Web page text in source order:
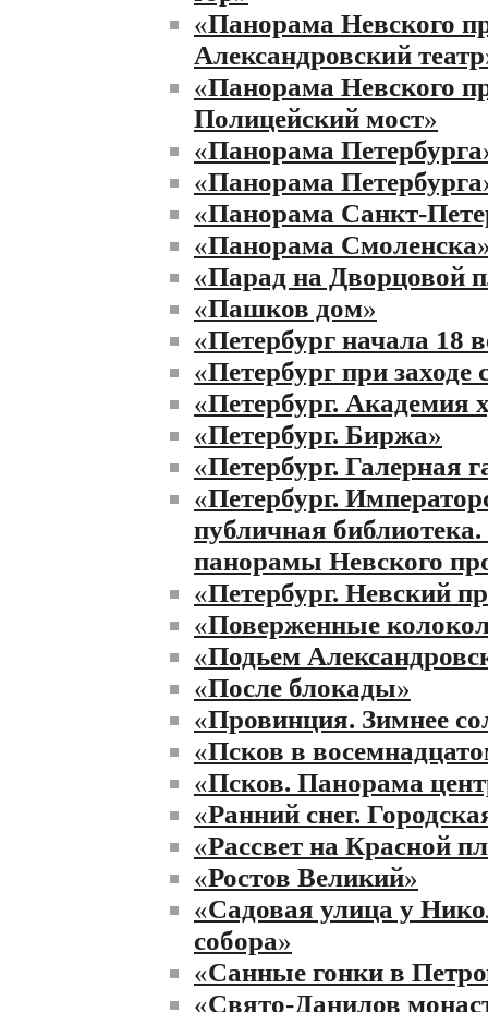
«Панорама Невского
Александровский театр
«Панорама Невского
Полицейский мост»
«Панорама Петербурга
«Панорама Петербурга
«Панорама Санкт-
«Панорама Смоленска
«Парад на Дворцовой
«Пашков дом»
«Петербург начала 18
«Петербург при заходе
«Петербург. Академия
«Петербург. Биржа»
«Петербург. Галерная
«Петербург.
публичная
панорамы Невского
«Петербург. Невский
«Поверженные
«Подьем
«После блокады»
«Провинция. Зимнее
«Псков в
«Псков. Панорама
«Ранний снег.
«Рассвет на Красной
«Ростов Великий»
«Садовая улица у
собора»
«Санные гонки в
«Свято-Данилов